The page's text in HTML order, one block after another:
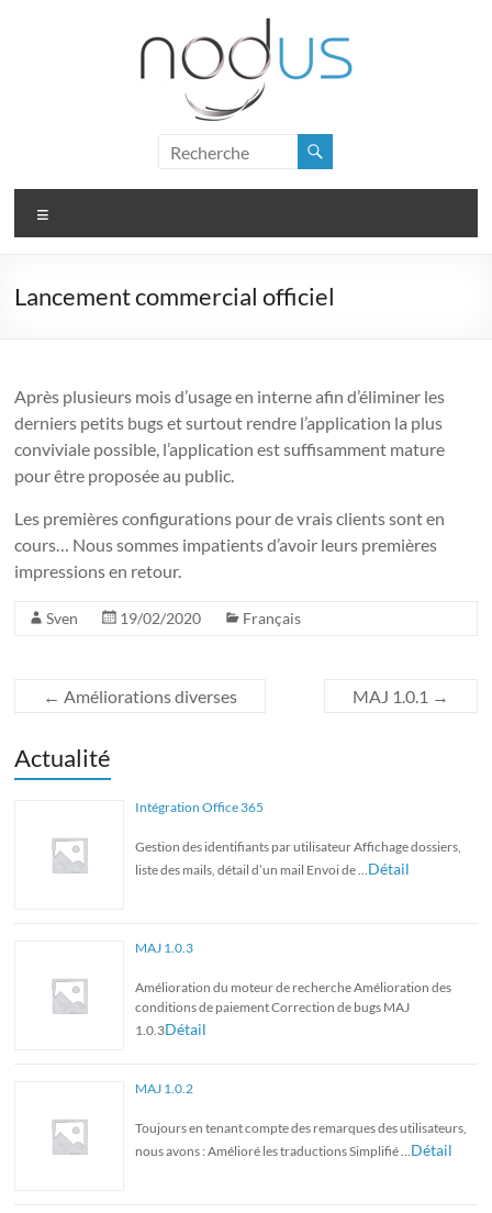
Logiciel
PME
Lancement commercial officiel
Après plusieurs mois d’usage en interne afin d’éliminer les
derniers petits bugs et surtout rendre l’application la plus
conviviale possible, l’application est suffisamment mature
pour être proposée au public.
Les premières configurations pour de vrais clients sont en
cours… Nous sommes impatients d’avoir leurs premières
impressions en retour.
Sven 19/02/2020 Français
← Améliorations diverses MAJ 1.0.1 →
Actualité
Intégration Office 365
Gestion des identifiants par utilisateur Affichage dossiers,
liste des mails, détail d’un mail Envoi de …Détail
MAJ 1.0.3
Amélioration du moteur de recherche Amélioration des
conditions de paiement Correction de bugs MAJ
1.0.3Détail
MAJ 1.0.2
Toujours en tenant compte des remarques des utilisateurs,
nous avons : Amélioré les traductions Simplifié …Détail